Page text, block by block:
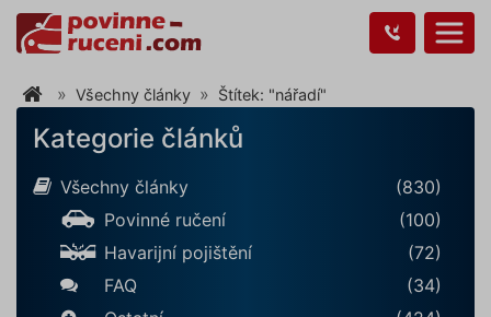
Všechny články Štítek: "nářadí"
Kategorie článků
Všechny články
(830)
Povinné ručení
(100)
Havarijní pojištění
(72)
FAQ
(34)